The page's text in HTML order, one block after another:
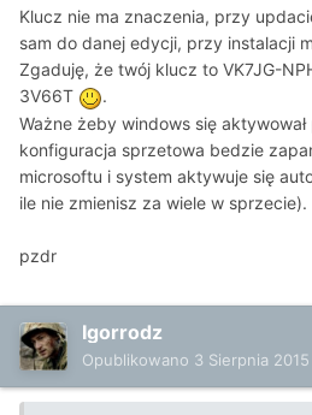
Klucz nie ma znaczenia, przy
sam do danej edycji, przy instalacji
Zgaduję, że twój klucz to VK7JG-
3V66T
.
Ważne żeby windows się
konfiguracja sprzetowa bedzie
microsoftu i system aktywuje się
ile nie zmienisz za wiele w sprzecie).
pzdr
Igorrodz
Opublikowano 3 Sierpnia 2015